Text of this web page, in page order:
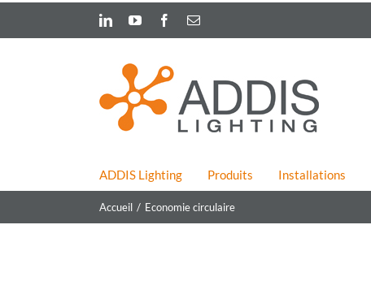
content
LinkedInYouTubeFacebook
Email
ADDIS Lighting Produits Installations
Accueil Economie circulaire